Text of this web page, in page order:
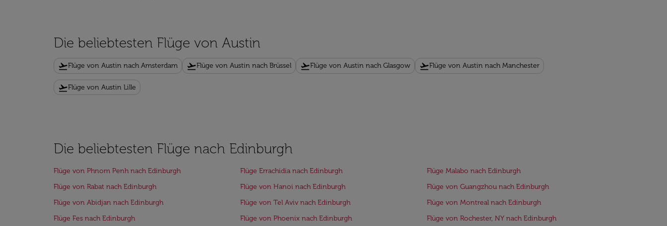
Die beliebtesten Flüge von Austin
flight_takeoffFlüge von Austin nach Amsterdam flight_takeoffFlüge von Austin nach Brüssel flight_takeoffFlüge von Austin nach Glasgow flight_takeoffFlüge von Austin nach Manchester
flight_takeoffFlüge von Austin Lille
Die beliebtesten Flüge nach Edinburgh
Flüge von Phnom Penh nach Edinburgh Flüge Errachidia nach Edinburgh
Flüge Malabo nach Edinburgh
Flüge von Rabat nach Edinburgh
Flüge von Hanoi nach Edinburgh
Flüge von Guangzhou nach Edinburgh
Flüge von Abidjan nach Edinburgh
Flüge von Tel Aviv nach Edinburgh
Flüge von Montreal nach Edinburgh
Flüge Fes nach Edinburgh
Flüge von Phoenix nach Edinburgh
Flüge von Rochester, NY nach Edinburgh